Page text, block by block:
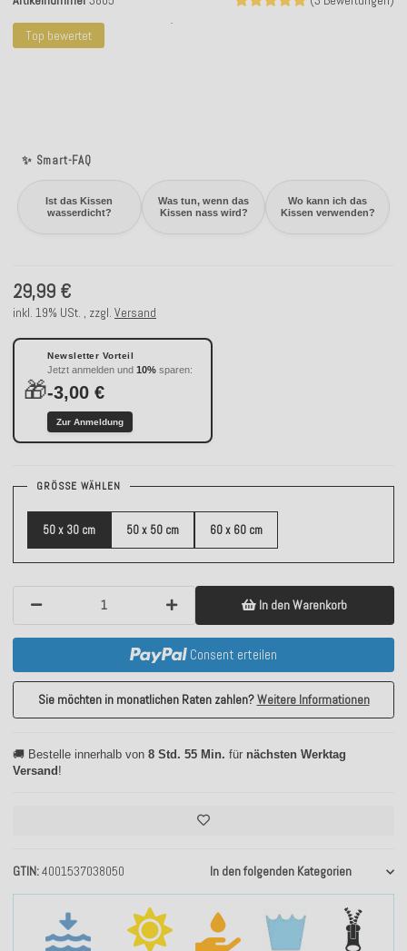
Top bewertet
✨ Smart-FAQ
Ist das Kissen
wasserdicht?
Was tun, wenn das
Kissen nass wird?
Wo kann ich das
Kissen verwenden?
GTIN 4001537038050 In den folgenden Kategorien
29,99 €
inkl. 19% USt. , zzgl. Versand
🎁
Newsletter Vorteil
Jetzt anmelden und 10% sparen:
-3,00 €
Zur Anmeldung
GRÖSSE WÄHLEN
50 x 30 cm 50 x 50 cm 60 x 60 cm
In den Warenkorb
Consent erteilen
Sie möchten in monatlichen Raten zahlen?Weitere Informationen
🚚 Bestelle innerhalb von 8 Std. 55 Min. für nächsten Werktag
Versand!